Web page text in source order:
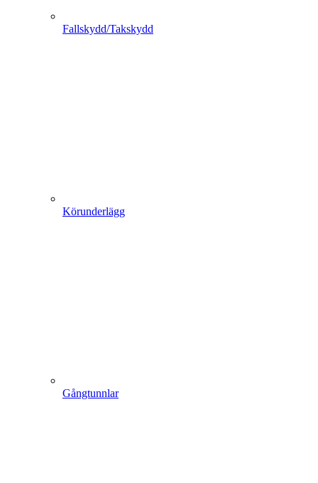
Fallskydd/Takskydd
Körunderlägg
Gångtunnlar